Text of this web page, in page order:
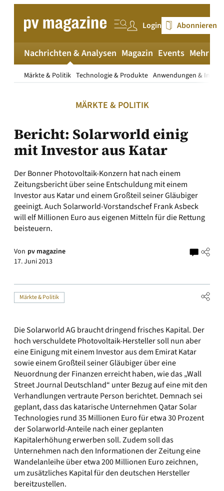
springen
Login Abonnieren
Nachrichten & Analysen
Märkte & Politik Technologie & Produkte Anwendungen &
Magazin Events Mehr
MÄRKTE & POLITIK
Bericht: Solarworld einig
mit Investor aus Katar
Der Bonner Photovoltaik-Konzern hat nach einem
Zeitungsbericht über seine Entschuldung mit einem
Investor aus Katar und einem Großteil seiner Gläubiger
geeinigt. Auch Solarworld-Vorstandschef Frank Asbeck
will elf Millionen Euro aus eigenen Mitteln für die Rettung
beisteuern.
Von pv magazine
17. Juni 2013
Märkte & Politik
Die Solarworld AG braucht dringend frisches Kapital. Der
hoch verschuldete Photovoltaik-Hersteller soll nun aber
eine Einigung mit einem Investor aus dem Emirat Katar
sowie einem Großteil seiner Gläubiger über eine
Neuordnung der Finanzen erreicht haben, wie das „Wall
Street Journal Deutschland“ unter Bezug auf eine mit den
Verhandlungen vertraute Person berichtet. Demnach sei
geplant, dass das katarische Unternehmen Qatar Solar
Technologies rund 35 Millionen Euro für etwa 30 Prozent
der Solarworld-Anteile nach einer geplanten
Kapitalerhöhung erwerben soll. Zudem soll das
Unternehmen nach den Informationen der Zeitung eine
Wandelanleihe über etwa 200 Millionen Euro zeichnen,
um zusätzliches Kapital für den deutschen Hersteller
bereitzustellen.